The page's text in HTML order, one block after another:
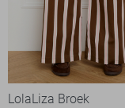
LolaLiza Broek